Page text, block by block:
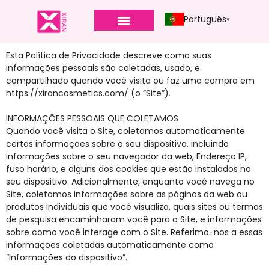
Português
Esta Política de Privacidade descreve como suas
informações pessoais são coletadas, usado, e
compartilhado quando você visita ou faz uma compra em
https://xirancosmetics.com/ (o “Site”).
INFORMAÇÕES PESSOAIS QUE COLETAMOS
Quando você visita o Site, coletamos automaticamente
certas informações sobre o seu dispositivo, incluindo
informações sobre o seu navegador da web, Endereço IP,
fuso horário, e alguns dos cookies que estão instalados no
seu dispositivo. Adicionalmente, enquanto você navega no
Site, coletamos informações sobre as páginas da web ou
produtos individuais que você visualiza, quais sites ou termos
de pesquisa encaminharam você para o Site, e informações
sobre como você interage com o Site. Referimo-nos a essas
informações coletadas automaticamente como
“Informações do dispositivo”.